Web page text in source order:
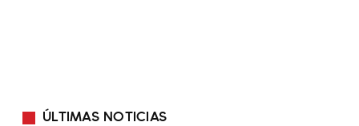
ÚLTIMAS NOTICIAS